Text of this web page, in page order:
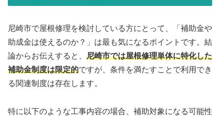
尼崎市で屋根修理を検討している方にとって、「補助金や
助成金は使えるのか？」は最も気になるポイントです。結
論からお伝えすると、 尼崎市では屋根修理単体に特化した
補助金制度は限定的ですが、条件を満たすことで利用でき
る関連制度は存在します。
特に以下のような工事内容の場合、補助対象になる可能性